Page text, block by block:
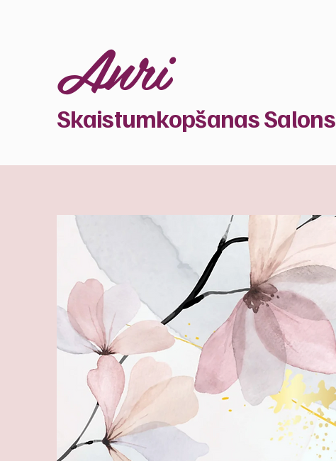
Anri
Skaistumkopšanas Salons